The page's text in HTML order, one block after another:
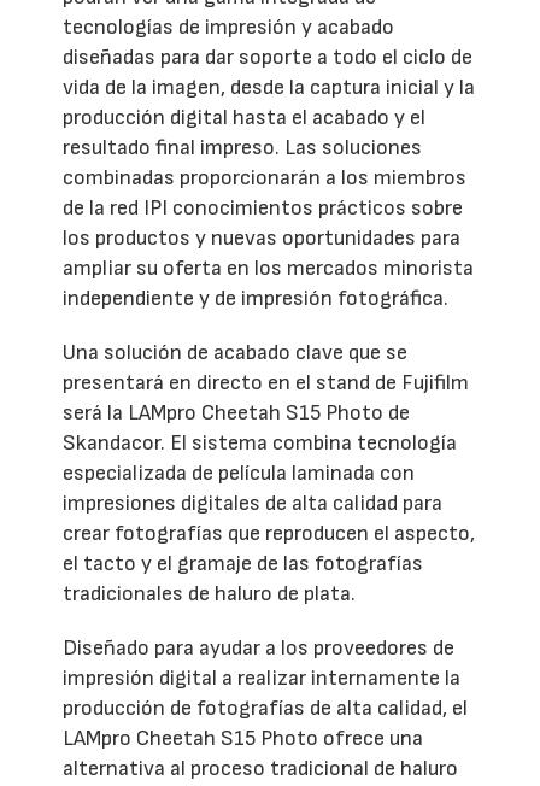
tecnologías de impresión y acabado
diseñadas para dar soporte a todo el ciclo de
vida de la imagen, desde la captura inicial y la
producción digital hasta el acabado y el
resultado final impreso. Las soluciones
combinadas proporcionarán a los miembros
de la red IPI conocimientos prácticos sobre
los productos y nuevas oportunidades para
ampliar su oferta en los mercados minorista
independiente y de impresión fotográfica.
Una solución de acabado clave que se
presentará en directo en el stand de Fujifilm
será la LAMpro Cheetah S15 Photo de
Skandacor. El sistema combina tecnología
especializada de película laminada con
impresiones digitales de alta calidad para
crear fotografías que reproducen el aspecto,
el tacto y el gramaje de las fotografías
tradicionales de haluro de plata.
Diseñado para ayudar a los proveedores de
impresión digital a realizar internamente la
producción de fotografías de alta calidad, el
LAMpro Cheetah S15 Photo ofrece una
alternativa al proceso tradicional de haluro